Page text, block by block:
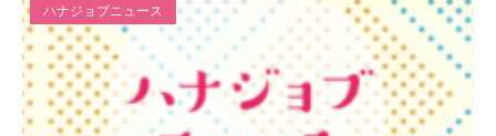
ハナジョブニュース